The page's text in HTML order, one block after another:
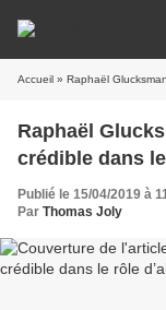
Accueil » Raphaël Glucksmann
Raphaël
crédible dans
Publié le 15/04/2019 à
Par Thomas Joly